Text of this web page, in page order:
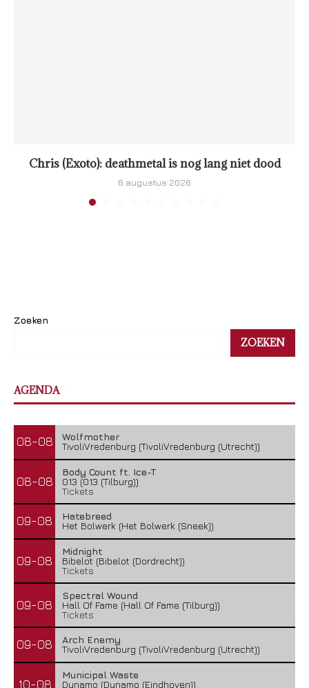
Chris (Exoto): deathmetal is nog lang niet dood
6 augustus 2026
Zoeken
ZOEKEN
AGENDA
08-08
Wolfmother
TivoliVredenburg (TivoliVredenburg (Utrecht))
08-08
Body Count ft. Ice-T
013 (013 (Tilburg))
Tickets
09-08
Hatebreed
Het Bolwerk (Het Bolwerk (Sneek))
09-08
Midnight
Bibelot (Bibelot (Dordrecht))
Tickets
09-08
Spectral Wound
Hall Of Fame (Hall Of Fame (Tilburg))
Tickets
09-08
Arch Enemy
TivoliVredenburg (TivoliVredenburg (Utrecht))
10-08
Municipal Waste
Dynamo (Dynamo (Eindhoven))